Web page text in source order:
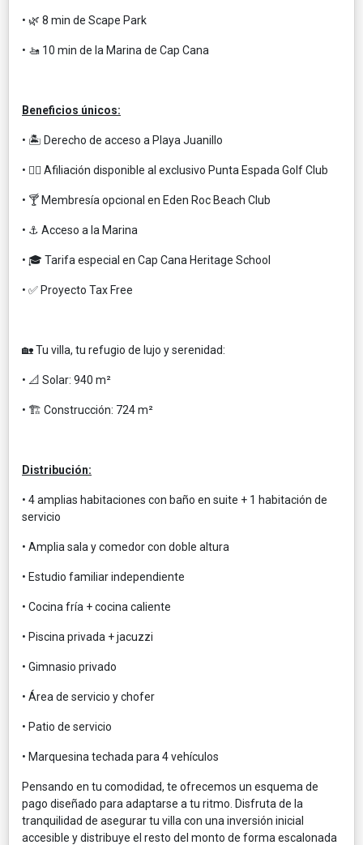
• 🌿 8 min de Scape Park
• 🚤 10 min de la Marina de Cap Cana
Beneficios únicos:
• 🏝️ Derecho de acceso a Playa Juanillo
• 🏌️‍♂️ Afiliación disponible al exclusivo Punta Espada Golf Club
• 🍸 Membresía opcional en Eden Roc Beach Club
• ⚓ Acceso a la Marina
• 🎓 Tarifa especial en Cap Cana Heritage School
• ✅ Proyecto Tax Free
🏡 Tu villa, tu refugio de lujo y serenidad:
• 📐 Solar: 940 m²
• 🏗️ Construcción: 724 m²
Distribución:
• 4 amplias habitaciones con baño en suite + 1 habitación de
servicio
• Amplia sala y comedor con doble altura
• Estudio familiar independiente
• Cocina fría + cocina caliente
• Piscina privada + jacuzzi
• Gimnasio privado
• Área de servicio y chofer
• Patio de servicio
• Marquesina techada para 4 vehículos
Pensando en tu comodidad, te ofrecemos un esquema de
pago diseñado para adaptarse a tu ritmo. Disfruta de la
tranquilidad de asegurar tu villa con una inversión inicial
accesible y distribuye el resto del monto de forma escalonada